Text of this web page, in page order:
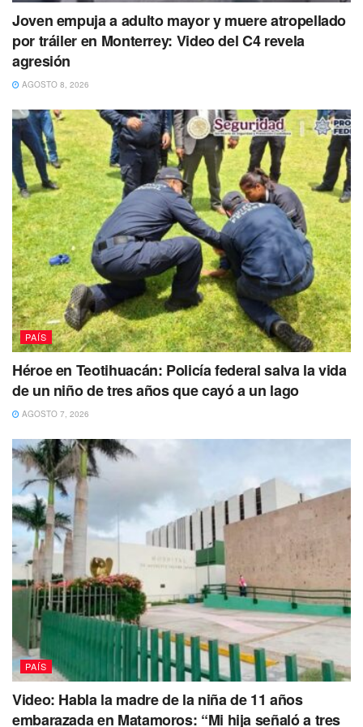
relacionadas, aparentemente, con el
tema de la fertilidad, en donde
podemos ver representaciones del
Popol Vuh en los paneles de los
edificios”, describe Santos.
Es un espacio importante que próximamente abrirá,
abunda, junto con un Centro de Atención a Visitantes
(Catvi) que servirá para ordenar el comercio ambulante y
semifijo, y un museo (de sitio) que ayudará a diversificar la
visita pública, ya que actualmente se concentra en la parte
central de Chichén Itzá.
Así que al abrir este espacio haremos
que el público no se concentre en un
área, sino que tendrán nuevos
elementos de interés para acercarse al
conocimiento de los mayas antiguos”,
indica.
El conjunto Serie Inicial, apunta el arqueólogo, hace
referencia a una fecha específica, entre el año 800 y 900
Joven empuja a adulto mayor y muere atropellado
por tráiler en Monterrey: Video del C4 revela
agresión
AGOSTO 8, 2026
PAÍS
Héroe en Teotihuacán: Policía federal salva la vida
de un niño de tres años que cayó a un lago
AGOSTO 7, 2026
PAÍS
Video: Habla la madre de la niña de 11 años
embarazada en Matamoros: “Mi hija señaló a tres